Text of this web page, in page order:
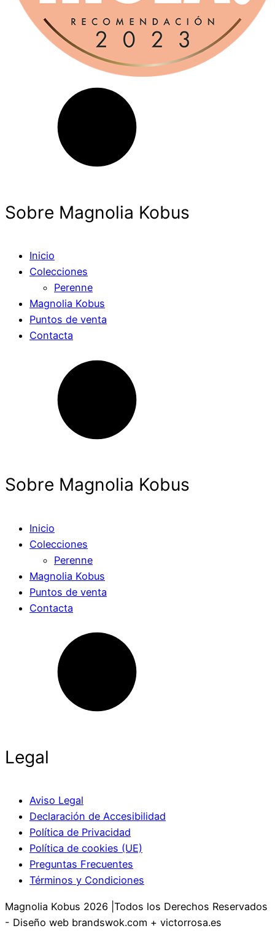
Sobre Magnolia Kobus
Inicio
Colecciones
Perenne
Magnolia Kobus
Puntos de venta
Contacta
Sobre Magnolia Kobus
Inicio
Colecciones
Perenne
Magnolia Kobus
Puntos de venta
Contacta
Legal
Aviso Legal
Declaración de Accesibilidad
Política de Privacidad
Política de cookies (UE)
Preguntas Frecuentes
Términos y Condiciones
Magnolia Kobus 2026 |Todos los Derechos Reservados
- Diseño web brandswok.com + victorrosa.es